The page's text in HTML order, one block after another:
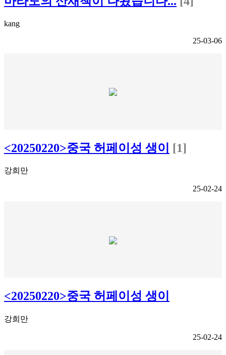
kang
25-03-06
<20250220>중국 허페이성 생이 [1]
강희만
25-02-24
<20250220>중국 허페이성 생이
강희만
25-02-24